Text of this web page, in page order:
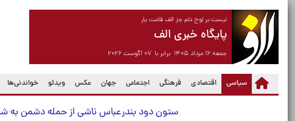
نیست بر لوح دلم جز الف قامت یار
پایگاه خبری الف
جمعه ۱۶ مرداد ۱۴۰۵ برابر با ۰۷ آگوست ۲۰۲۶
سیاسی
(current) اقتصادی فرهنگی اجتماعی جهان عکس ویدئو خواندنی‌ها
ستون دود بندرعباس ناشی از حمله دشمن به